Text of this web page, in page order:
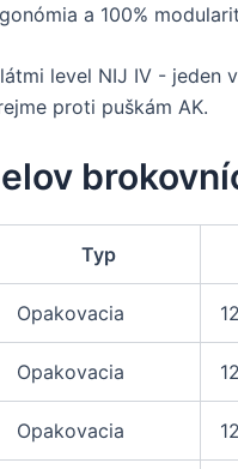
a 100%
level NIJ IV - jeden
proti puškám AK.
Typ
Opakovacia 12
Opakovacia 12
Opakovacia 12